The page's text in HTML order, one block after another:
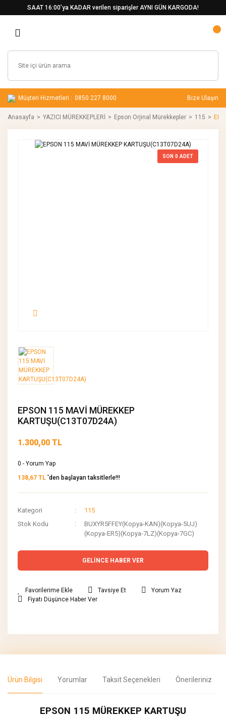
SAAT 16:00’ya KADAR verilen siparişler AYNI GÜN KARGODA!
Müşteri Hizmetleri : 0850 227 8000 Bize Ulaşın
Anasayfa YAZICI MÜREKKEPLERİ Epson Orjinal Mürekkepler 115
SON 0 ADET
EPSON 115 MAVİ MÜREKKEP
KARTUŞU(C13T07D24A)
1.300,00 TL
0 - Yorum Yap
138,67 TL 'den başlayan taksitlerle!!!
Kategori
115
Stok Kodu
BUXYR5FFEY(Kopya-KAN)(Kopya-5UJ)
(Kopya-ER5)(Kopya-7LZ)(Kopya-7GC)
GELİNCE HABER VER
Tavsiye Et
Yorum Yaz
Fiyatı Düşünce Haber Ver
Ürün Bilgisi Yorumlar Taksit Seçenekleri Önerileriniz
EPSON 115 MÜREKKEP KARTUŞU